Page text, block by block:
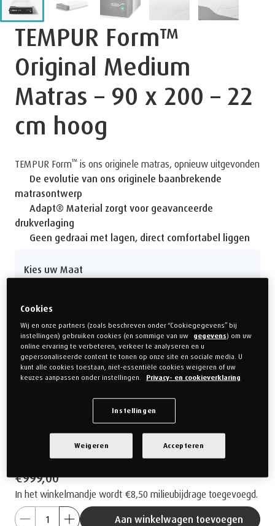
TEMPUR Form™
Original Medium
Matras – 90 x 200 – 22
cm hoog
TEMPUR Form™ is ons originele matras, opnieuw uitgevonden
De evolutie van ons originele baanbrekende
matrasontwerp
Adapt® Material zorgt voor geavanceerde
drukverlaging
Geen gedraai met lagen, direct comfortabel liggen
Kies uw Maat
Kies uw Gevoel
Medium
Kies uw Matrashoogte
Form Original - 22 cm
€999,00
In het winkelmandje wordt €8,50 milieubijdrage toegevoegd.
Aan winkelwagen toevoegen
Cookies
Wij en onze partners (zoals beschreven onder “Cookiegegevens” bij
instellingen) gebruiken cookies (en sommige van uw
gegevens) om uw
online ervaring te verbeteren, verkeer te analyseren en u
gepersonaliseerde content te tonen op onze site en sociale media. U
kunt alle cookies toestaan, niet-essentiële cookies weigeren of uw
keuzes aanpassen onder instellingen.
Privacy- en cookieverklaring
Instellingen
Weigeren Accepteren